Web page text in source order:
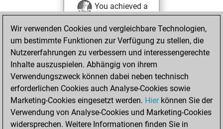
You achieved a
You achieved a
new Elo of 1612
Donnerstag,
Oktober 26, 2023
You created
your Fritz account
Wir verwenden Cookies und vergleichbare Technologien,
um bestimmte Funktionen zur Verfügung zu stellen, die
Nutzererfahrungen zu verbessern und interessengerechte
Inhalte auszuspielen. Abhängig von ihrem
Verwendungszweck können dabei neben technisch
erforderlichen Cookies auch Analyse-Cookies sowie
Marketing-Cookies eingesetzt werden. Hierkönnen Sie der
Verwendung von Analyse-Cookies und Marketing-Cookies
widersprechen. Weitere Informationen finden Sie in